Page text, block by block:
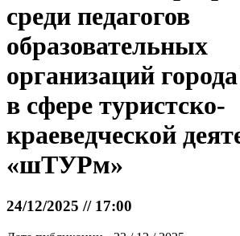
среди педагогов
образовательных
организаций
в сфере туристско-
краеведческой
«шТУРм»
24/12/2025 // 17:00